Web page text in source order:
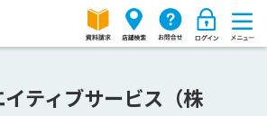
ティブサービス（株